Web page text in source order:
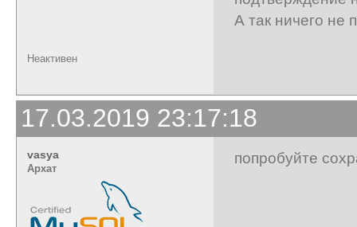
А так ничего не
Неактивен
17.03.2019 23:17:18
vasya
Архат
попробуйте